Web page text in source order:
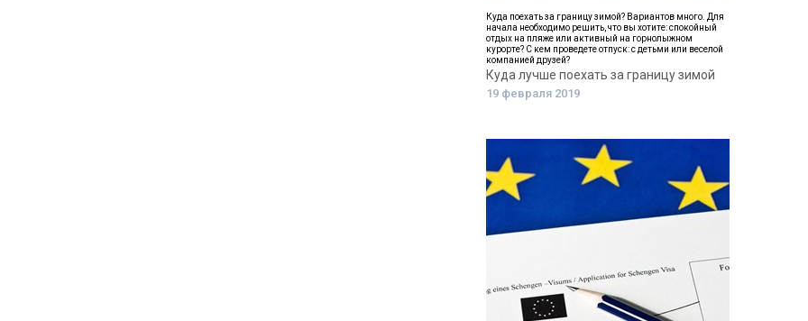
Куда поехать за границу зимой? Вариантов много. Для
начала необходимо решить, что вы хотите: спокойный
отдых на пляже или активный на горнолыжном
курорте? С кем проведете отпуск: с детьми или веселой
компанией друзей?
Куда лучше поехать за границу зимой
19 февраля 2019